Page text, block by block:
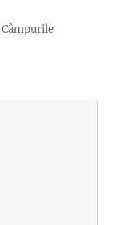
Câmpurile